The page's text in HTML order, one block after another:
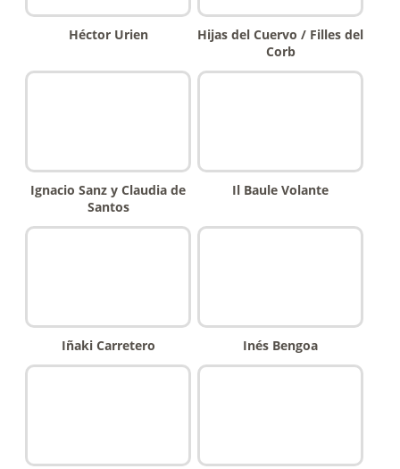
Héctor Urien
Hijas del Cuervo / Filles del
Corb
Ignacio Sanz y Claudia de
Santos
Il Baule Volante
Iñaki Carretero Inés Bengoa